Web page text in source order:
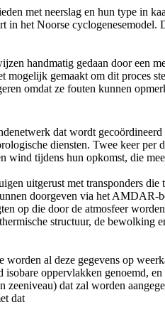
met neerslag en hun type in
in het Noorse
handmatig gedaan door een
mogelijk gemaakt om dit proces
omdat ze fouten kunnen
dat wordt
diensten. Twee keer
wind tijdens hun opkomst, die
uitgerust met transponders
doorgeven via het AMDAR-
op die door de atmosfeer
structuur, de bewolking
worden al deze gegevens op
isobare oppervlakken genoemd,
zeeniveau) dat zal worden
dat